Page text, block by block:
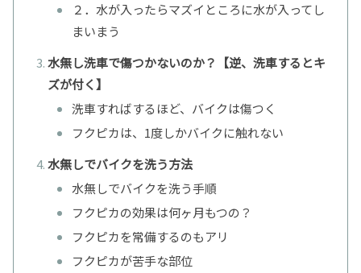
２．水が入ったらマズイところに水が入ってし
まいまう
水無し洗車で傷つかないのか？【逆、洗車するとキ
ズが付く】
洗車すればするほど、バイクは傷つく
フクピカは、1度しかバイクに触れない
水無しでバイクを洗う方法
水無しでバイクを洗う手順
フクピカの効果は何ヶ月もつの？
フクピカを常備するのもアリ
フクピカが苦手な部位